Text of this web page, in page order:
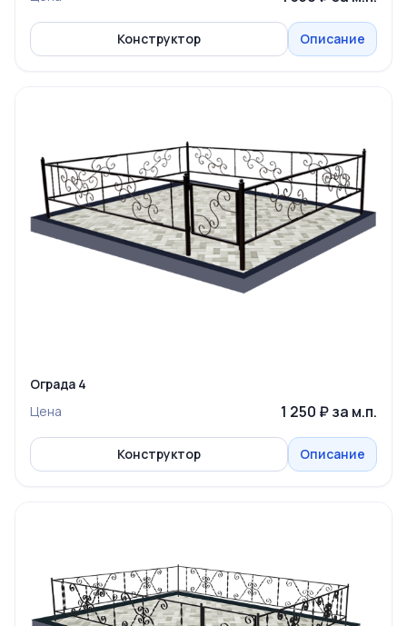
Конструктор Описание
Ограда 4
Цена
1 250 ₽ за м.п.
Конструктор Описание